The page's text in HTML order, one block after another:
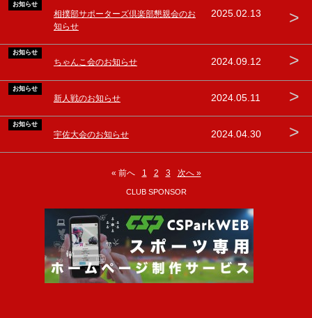
お知らせ
相撲部サポーターズ倶楽部懇親会のお
知らせ
2025.02.13 >
お知らせ
ちゃんこ会のお知らせ 2024.09.12 >
お知らせ
新人戦のお知らせ 2024.05.11 >
お知らせ
宇佐大会のお知らせ 2024.04.30 >
« 前へ 1 2 3 次へ »
CLUB SPONSOR